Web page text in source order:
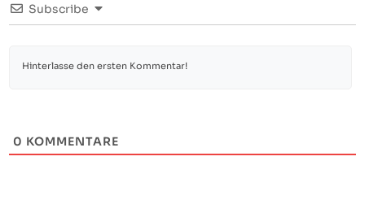
Subscribe
0 KOMMENTARE